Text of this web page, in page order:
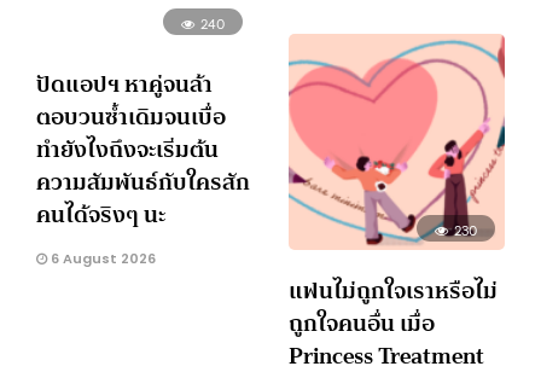
240
ปัดแอปฯ หาคู่จนล้า
ตอบวนซ้ำเดิมจนเบื่อ
ทำยังไงถึงจะเริ่มต้น
ความสัมพันธ์กับใครสัก
คนได้จริงๆ นะ
6 August 2026
230
แฟนไม่ถูกใจเราหรือไม่
ถูกใจคนอื่น เมื่อ
Princess Treatment